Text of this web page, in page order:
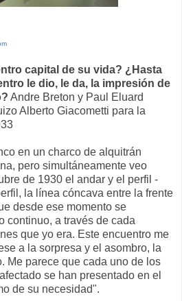
capital de su vida? ¿Hasta
le dio, le da, la impresión de
Andre Breton y Paul Eluard
Alberto Giacometti para la
en un charco de alquitrán
pero simultáneamente veo
de 1930 el andar y el perfil -
la línea cóncava entre la frente
desde ese momento se
continuo, a través de cada
que yo era. Este encuentro me
a la sorpresa y el asombro, la
Me parece que cada uno de los
se han presentado en el
de su necesidad".